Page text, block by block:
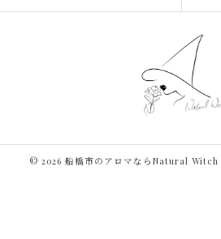
© 2026 船橋市のアロマならNatural Witch